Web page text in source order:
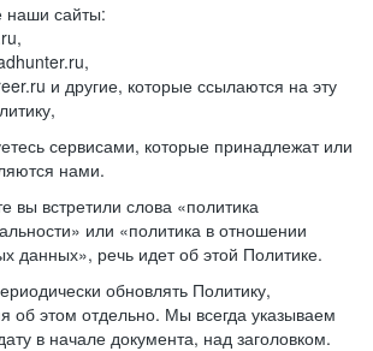
наши сайты:
и другие, которые ссылаются на эту
сервисами, которые принадлежат или
нами.
вы встретили слова «политика
или «политика в отношении
данных», речь идет об этой Политике.
обновлять Политику,
об этом отдельно. Мы всегда указываем
в начале документа, над заголовком.